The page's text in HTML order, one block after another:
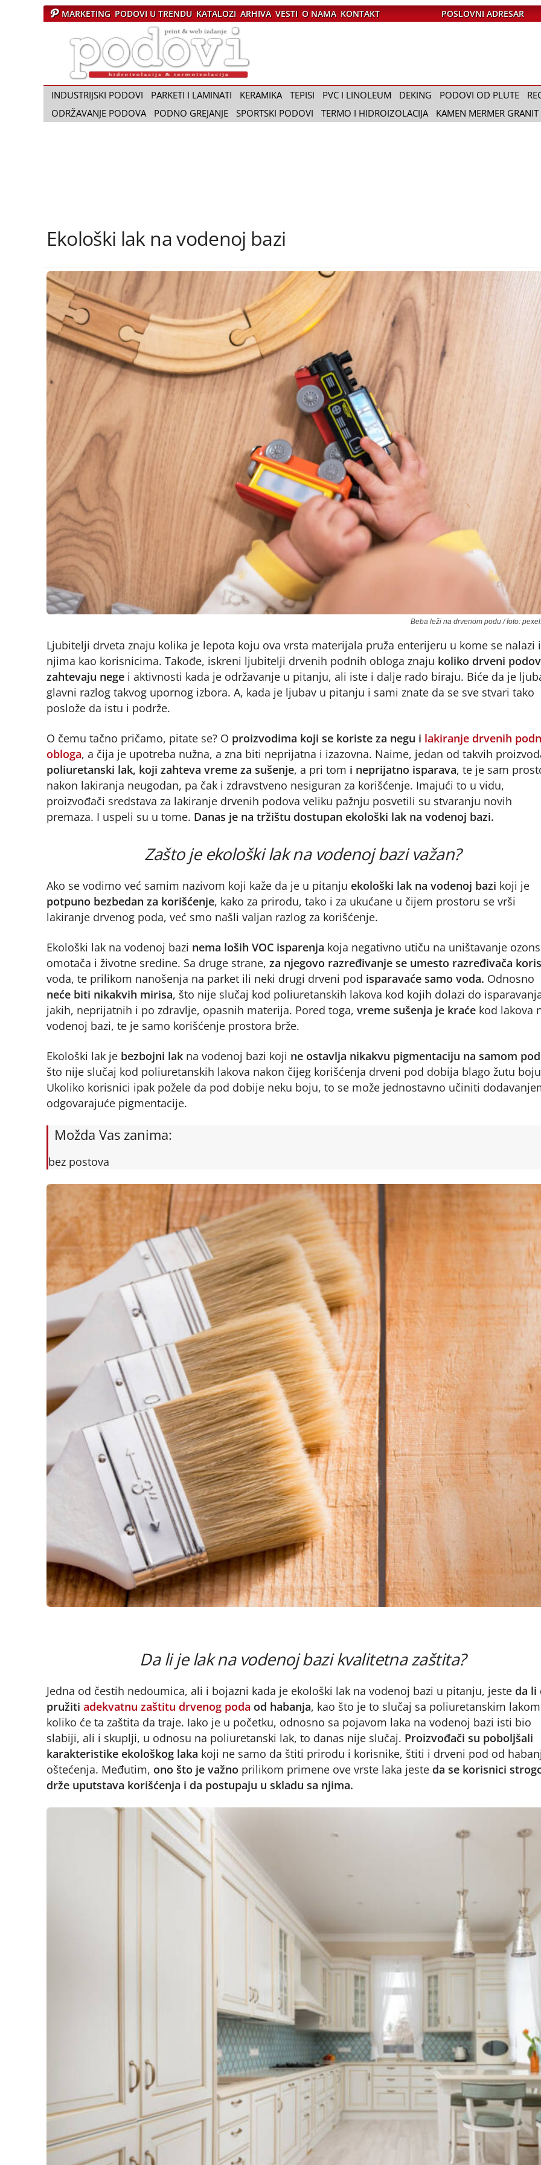
MARKETING PODOVI U TRENDU KATALOZI ARHIVA VESTI O NAMA KONTAKT POSLOVNI ADRESAR
a
p
i
P
INDUSTRIJSKI PODOVI PARKETI I LAMINATI KERAMIKA TEPISI PVC I LINOLEUM DEKING PODOVI OD PLUTE
ODRŽAVANJE PODOVA
PODNO GREJANJE SPORTSKI PODOVI TERMO I HIDROIZOLACIJA KAMEN MERMER GRANIT
Ekološki lak na vodenoj bazi
Beba leži na drvenom podu / foto:
Ljubitelji drveta znaju kolika je lepota koju ova vrsta materijala pruža enterijeru u kome se nalazi i
njima kao korisnicima. Takođe, iskreni ljubitelji drvenih podnih obloga znaju koliko drveni
zahtevaju negei aktivnosti kada je održavanje u pitanju, ali iste i dalje rado biraju. Biće da je
glavni razlog takvog upornog izbora. A, kada je ljubav u pitanju i sami znate da se sve stvari tako
poslože da istu i podrže.
O čemu tačno pričamo, pitate se? O proizvodima koji se koriste za negu i lakiranje drvenih
obloga, a čija je upotreba nužna, a zna biti neprijatna i izazovna. Naime, jedan od takvih
poliuretanski lak, koji zahteva vreme za sušenje, a pri tom i neprijatno isparava, te je sam
nakon lakiranja neugodan, pa čak i zdravstveno nesiguran za korišćenje. Imajući to u vidu,
proizvođači sredstava za lakiranje drvenih podova veliku pažnju posvetili su stvaranju novih
premaza. I uspeli su u tome. Danas je na tržištu dostupan ekološki lak na vodenoj bazi.
Zašto je ekološki lak na vodenoj bazi važan?
Ako se vodimo već samim nazivom koji kaže da je u pitanju ekološki lak na vodenoj bazi koji je
potpuno bezbedan za korišćenje, kako za prirodu, tako i za ukućane u čijem prostoru se vrši
lakiranje drvenog poda, već smo našli valjan razlog za korišćenje.
Ekološki lak na vodenoj bazi nema loših VOC isparenja koja negativno utiču na uništavanje
omotača i životne sredine. Sa druge strane, za njegovo razređivanje se umesto razređivača
voda, te prilikom nanošenja na parket ili neki drugi drveni pod isparavaće samo voda. Odnosno
neće biti nikakvih mirisa, što nije slučaj kod poliuretanskih lakova kod kojih dolazi do
jakih, neprijatnih i po zdravlje, opasnih materija. Pored toga, vreme sušenja je kraćekod lakova
vodenoj bazi, te je samo korišćenje prostora brže.
Ekološki lak je bezbojni lakna vodenoj bazi koji ne ostavlja nikakvu pigmentaciju na samom
što nije slučaj kod poliuretanskih lakova nakon čijeg korišćenja drveni pod dobija blago žutu
Ukoliko korisnici ipak požele da pod dobije neku boju, to se može jednostavno učiniti
odgovarajuće pigmentacije.
Možda Vas zanima:
bez postova
Da li je lak na vodenoj bazi kvalitetna zaštita?
Jedna od čestih nedoumica, ali i bojazni kada je ekološki lak na vodenoj bazi u pitanju, jeste da li
pružiti adekvatnu zaštitu drvenog poda od habanja, kao što je to slučaj sa poliuretanskim
koliko će ta zaštita da traje. Iako je u početku, odnosno sa pojavom laka na vodenoj bazi isti bio
slabiji, ali i skuplji, u odnosu na poliuretanski lak, to danas nije slučaj. Proizvođači su poboljšali
karakteristike ekološkog laka koji ne samo da štiti prirodu i korisnike, štiti i drveni pod od
oštećenja. Međutim, ono što je važno prilikom primene ove vrste laka jeste da se korisnici
drže uputstava korišćenja i da postupaju u skladu sa njima.